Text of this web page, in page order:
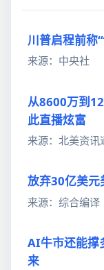
川普启程前称
来源：中央社
从8600万到
此直播炫富
来源：北美资讯
放弃30亿美元
来源：综合编译
AI牛市还能撑
来